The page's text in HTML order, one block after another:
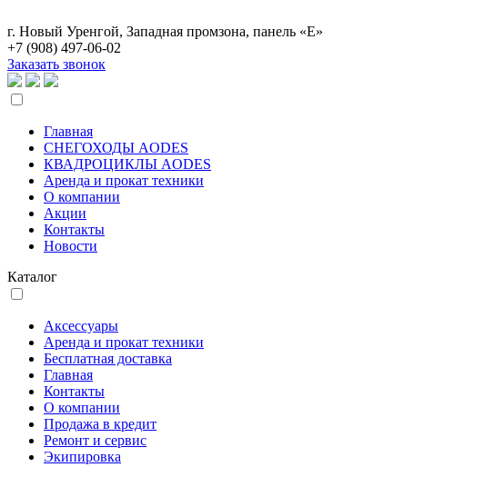
г. Новый Уренгой, Западная промзона, панель «Е»
+7 (908) 497-06-02
Заказать звонок
Главная
СНЕГОХОДЫ AODES
КВАДРОЦИКЛЫ AODES
Аренда и прокат техники
О компании
Акции
Контакты
Новости
Каталог
Аксессуары
Аренда и прокат техники
Бесплатная доставка
Главная
Контакты
О компании
Продажа в кредит
Ремонт и сервис
Экипировка